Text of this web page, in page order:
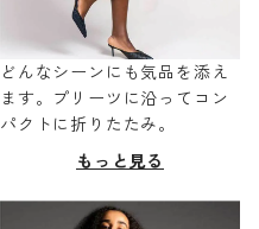
どんなシーンにも気品を添え
ます。プリーツに沿ってコン
パクトに折りたたみ。
もっと見る